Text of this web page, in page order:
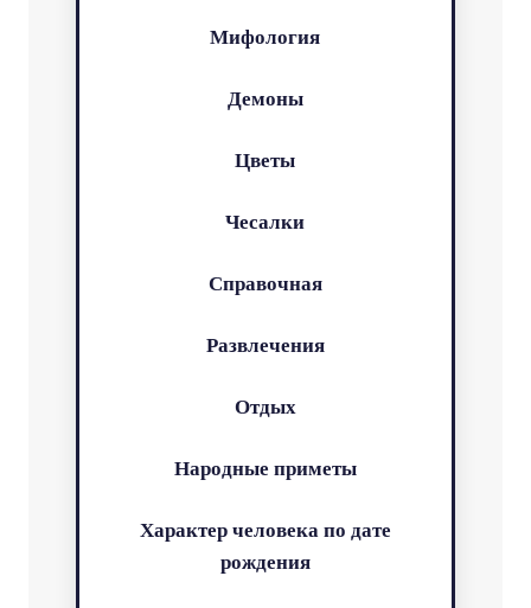
Мифология
Демоны
Цветы
Чесалки
Справочная
Развлечения
Отдых
Народные приметы
Характер человека по дате
рождения